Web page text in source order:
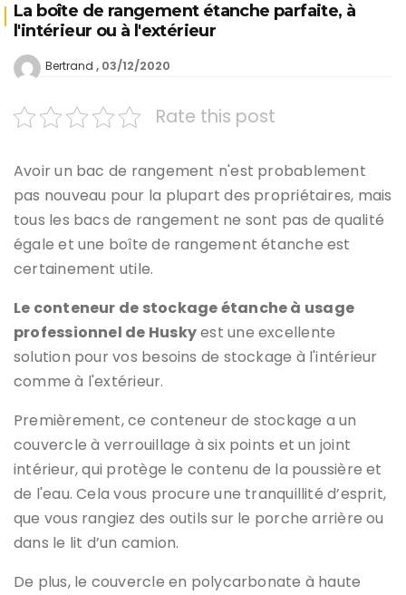
La boîte de rangement étanche parfaite, à
l'intérieur ou à l'extérieur
Bertrand 03/12/2020
Rate this post
Avoir un bac de rangement n'est probablement
pas nouveau pour la plupart des propriétaires, mais
tous les bacs de rangement ne sont pas de qualité
égale et une boîte de rangement étanche est
certainement utile.
Le conteneur de stockage étanche à usage
professionnel de Huskyest une excellente
solution pour vos besoins de stockage à l'intérieur
comme à l'extérieur.
Premièrement, ce conteneur de stockage a un
couvercle à verrouillage à six points et un joint
intérieur, qui protège le contenu de la poussière et
de l'eau. Cela vous procure une tranquillité d’esprit,
que vous rangiez des outils sur le porche arrière ou
dans le lit d’un camion.
De plus, le couvercle en polycarbonate à haute